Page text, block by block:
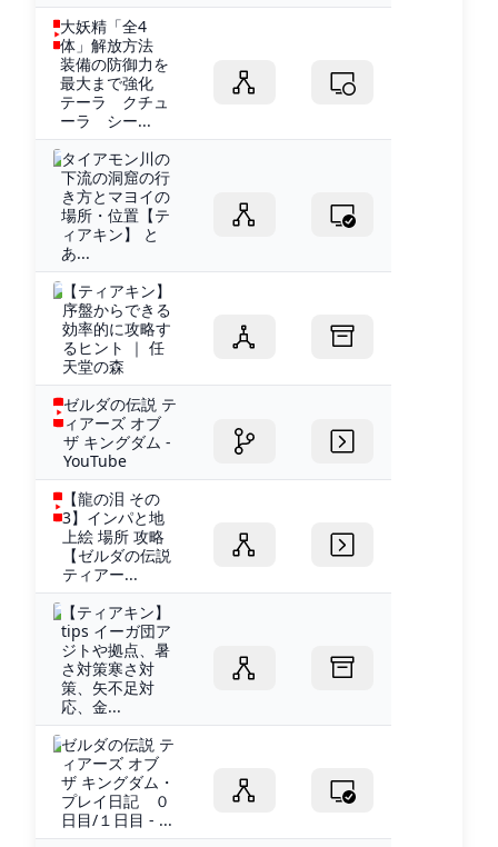
大妖精「全4
体」解放方法
装備の防御力を
最大まで強化
テーラ クチュ
ーラ シー...
タイアモン川の
下流の洞窟の行
き方とマヨイの
場所・位置【テ
ィアキン】 と
あ...
【ティアキン】
序盤からできる
効率的に攻略す
るヒント ｜ 任
天堂の森
ゼルダの伝説 テ
ィアーズ オブ
ザ キングダム -
YouTube
【龍の泪 その
3】インパと地
上絵 場所 攻略
【ゼルダの伝説
ティアー...
【ティアキン】
tips イーガ団ア
ジトや拠点、暑
さ対策寒さ対
策、矢不足対
応、金...
ゼルダの伝説 テ
ィアーズ オブ
ザ キングダム・
プレイ日記 ０
日目/１日目 - ...